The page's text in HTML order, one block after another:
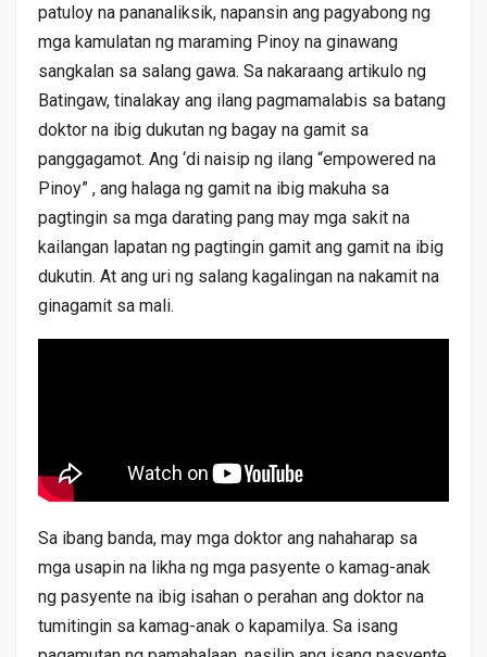
patuloy na pananaliksik, napansin ang pagyabong ng
mga kamulatan ng maraming Pinoy na ginawang
sangkalan sa salang gawa. Sa nakaraang artikulo ng
Batingaw, tinalakay ang ilang pagmamalabis sa batang
doktor na ibig dukutan ng bagay na gamit sa
panggagamot. Ang ‘di naisip ng ilang “empowered na
Pinoy” , ang halaga ng gamit na ibig makuha sa
pagtingin sa mga darating pang may mga sakit na
kailangan lapatan ng pagtingin gamit ang gamit na ibig
dukutin. At ang uri ng salang kagalingan na nakamit na
ginagamit sa mali.
Sa ibang banda, may mga doktor ang nahaharap sa
mga usapin na likha ng mga pasyente o kamag-anak
ng pasyente na ibig isahan o perahan ang doktor na
tumitingin sa kamag-anak o kapamilya. Sa isang